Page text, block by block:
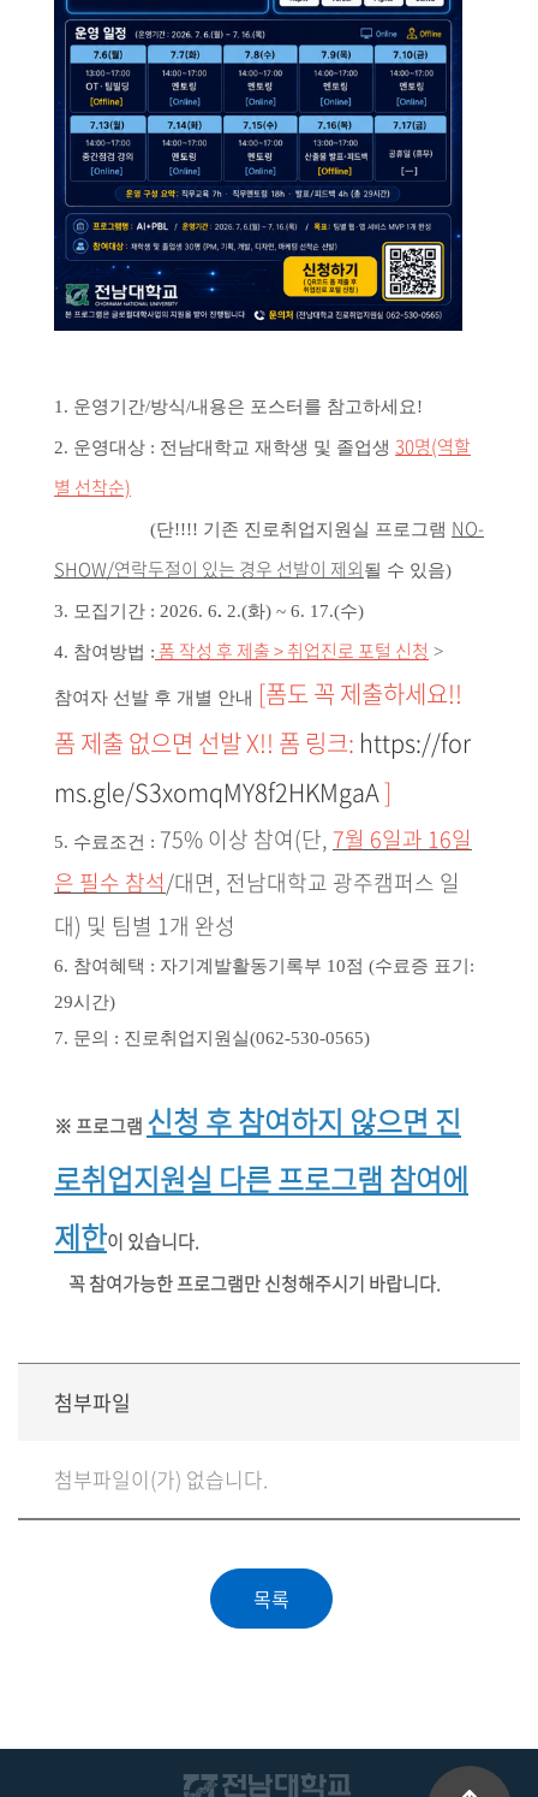
1. 운영기간/방식/내용은 포스터를 참고하세요!
2. 운영대상 : 전남대학교 재학생 및 졸업생 30명(역할
별 선착순)
(단!!!! 기존 진로취업지원실 프로그램 NO-
SHOW/연락두절이 있는 경우 선발이 제외될 수 있음)
3. 모집기간 : 2026. 6. 2.(화) ~ 6. 17.(수)
4. 참여방법 : 폼 작성 후 제출 > 취업진로 포털 신청 >
참여자 선발 후 개별 안내 [폼도 꼭 제출하세요!!
폼 제출 없으면 선발 X!! 폼 링크: https://for
ms.gle/S3xomqMY8f2HKMgaA]
5. 수료조건 : 75% 이상 참여(단, 7월 6일과 16일
은 필수 참석/대면, 전남대학교 광주캠퍼스 일
대) 및 팀별 1개 완성
6. 참여혜택 : 자기계발활동기록부 10점 (수료증 표기:
29시간)
7. 문의 : 진로취업지원실(062-530-0565)
※ 프로그램 신청 후 참여하지 않으면 진
로취업지원실 다른 프로그램 참여에
제한이 있습니다.
꼭 참여가능한 프로그램만 신청해주시기 바랍니다.
첨부파일
첨부파일이(가) 없습니다.